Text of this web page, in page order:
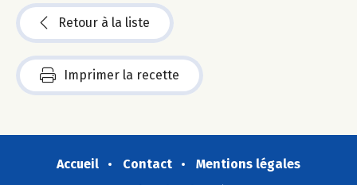
Retour à la liste
Imprimer la recette
Accueil Contact
Mentions légales